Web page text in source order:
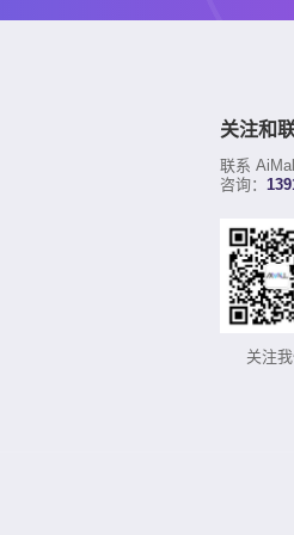
关注和
联系
咨询：
关注